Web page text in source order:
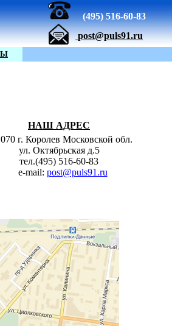
(495) 516-60-83
post@puls91.ru
НАШ АДРЕС
г. Королев Московской обл.
ул. Октябрьская д.5
тел.(495) 516-60-83
e-mail: post@puls91.ru